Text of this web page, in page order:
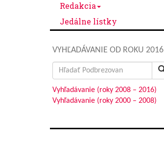
Redakcia
Jedálne lístky
VYHĽADÁVANIE OD ROKU 2016
Search
for:
Vyhľadávanie (roky 2008 – 2016)
Vyhľadávanie (roky 2000 – 2008)